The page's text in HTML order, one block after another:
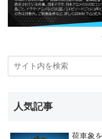
人気記事
荷車象